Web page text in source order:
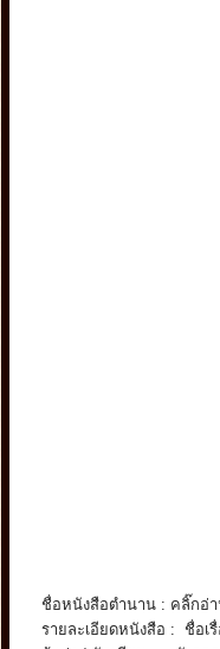
ชื่อหนังสือตำนาน : คลิ๊กอ่
รายละเอียดหนังสือ : ชื่อ